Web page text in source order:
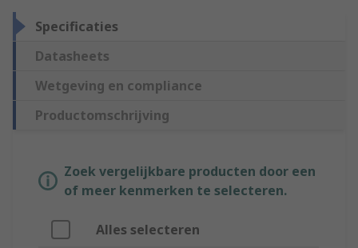
Specificaties
Datasheets
Wetgeving en compliance
Productomschrijving
Zoek vergelijkbare producten door een
of meer kenmerken te selecteren.
Alles selecteren